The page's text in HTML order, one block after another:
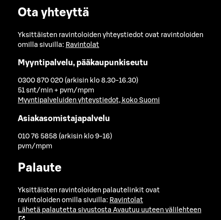
Ota yhteyttä
Yksittäisten ravintoloiden yhteystiedot ovat ravintoloiden
omilla sivuilla: Ravintolat
Myyntipalvelu, pääkaupunkiseutu
0300 870 020 (arkisin klo 8.30-16.30)
51 snt/min + pvm/mpm
Myyntipalveluiden yhteystiedot, koko Suomi
Asiakasomistajapalvelu
010 76 5858 (arkisin klo 9-16)
pvm/mpm
Palaute
Yksittäisten ravintoloiden palautelinkit ovat
ravintoloiden omilla sivuilla: Ravintolat
Lähetä palautetta sivustosta Avautuu uuteen välilehteen